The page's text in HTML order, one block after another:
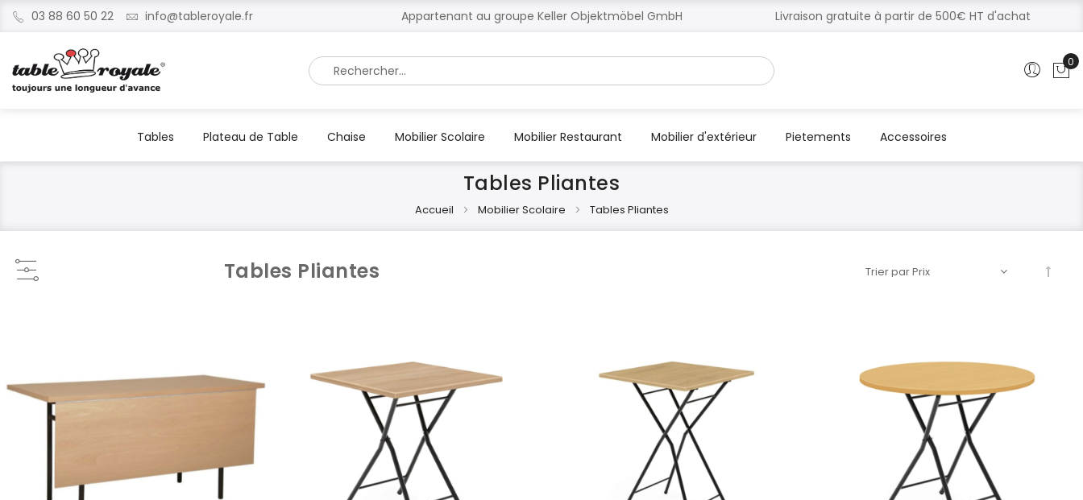
03 88 60 50 22 info@tableroyale.fr Appartenant au groupe Keller Objektmöbel GmbH Livraison gratuite à partir de 500€ HT d'achat
Rechercher
0
Tables Plateau de Table Chaise Mobilier Scolaire Mobilier Restaurant Mobilier d'extérieur Pietements Accessoires
Tables Pliantes
Accueil Mobilier Scolaire Tables Pliantes
Tables Pliantes